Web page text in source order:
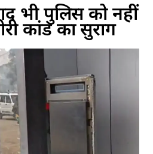
भी पुलिस को नहीं
कांड का सुराग